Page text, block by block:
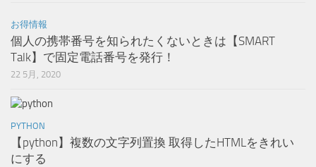
お得情報
個人の携帯番号を知られたくないときは【SMART
Talk】で固定電話番号を発行！
22 5月, 2020
PYTHON
【python】複数の文字列置換 取得したHTMLをきれい
にする